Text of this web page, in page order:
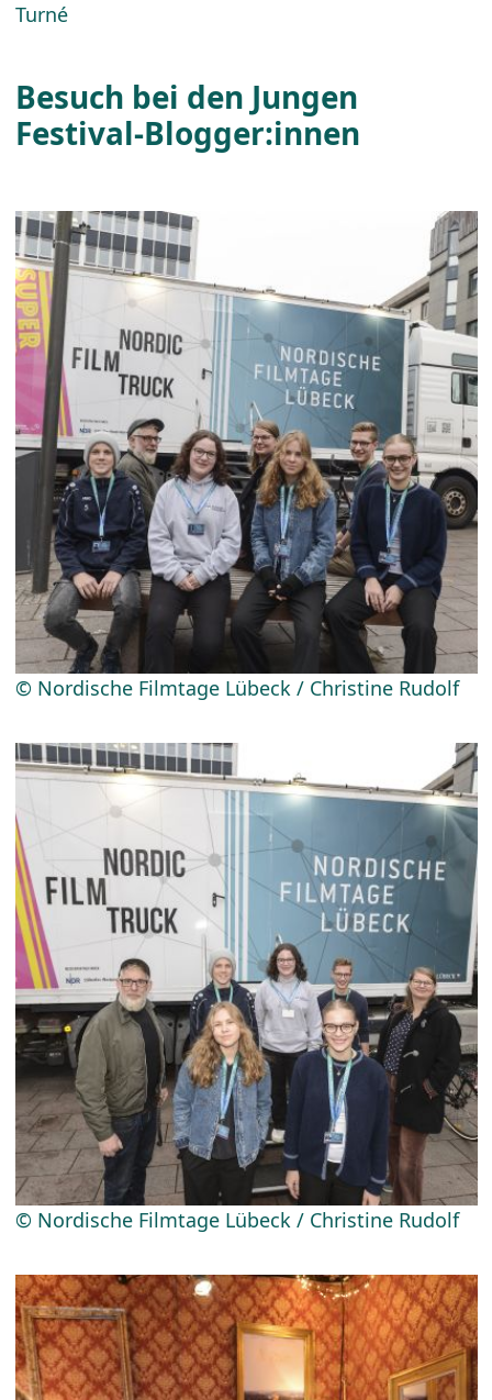
Turné
Besuch bei den Jungen
Festival-Blogger:innen
© Nordische Filmtage Lübeck / Christine Rudolf
© Nordische Filmtage Lübeck / Christine Rudolf